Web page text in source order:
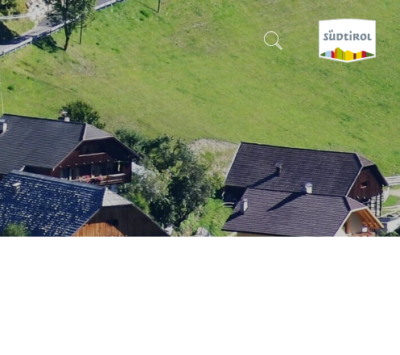
SUCHEN & BUCHEN
ENTDECKE SÜDTIROL
WANN?
-